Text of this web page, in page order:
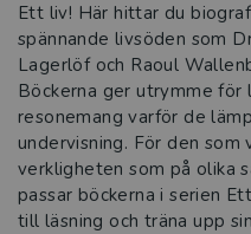
Ett liv! Här hittar du
spännande livsöden som
Lagerlöf och Raoul
Böckerna ger utrymme för
resonemang varför de
undervisning. För den som
verkligheten som på olika
passar böckerna i serien
till läsning och träna upp